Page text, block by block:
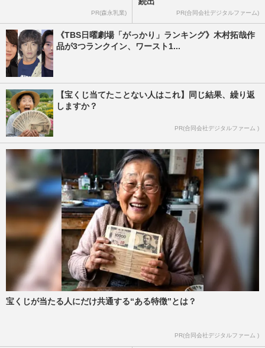
PR(森永乳業) PR(合同会社デジタルファーム)
《TBS日曜劇場「がっかり」ランキング》木村拓哉作
品が3つランクイン、ワースト1...
【宝くじ当てたことない人はこれ】同じ結果、繰り返
しますか？
PR(合同会社デジタルファーム )
宝くじが当たる人にだけ共通する“ある特徴”とは？
PR(合同会社デジタルファーム )